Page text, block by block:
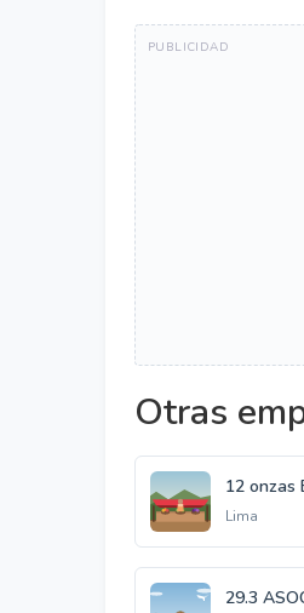
Otras
12 onzas
Lima
29.3